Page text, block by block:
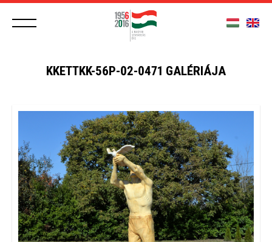
KKETTKK-56P-02-0471 GALÉRIÁJA